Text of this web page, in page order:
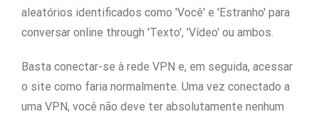
aleatórios identificados como 'Você' e 'Estranho' para
conversar online through 'Texto', 'Vídeo' ou ambos.
Basta conectar-se à rede VPN e, em seguida, acessar
o site como faria normalmente. Uma vez conectado a
uma VPN, você não deve ter absolutamente nenhum